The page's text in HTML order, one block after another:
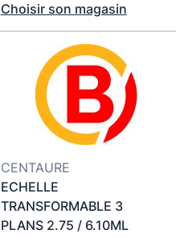
Choisir son magasin
CENTAURE
ECHELLE
TRANSFORMABLE 3
PLANS 2.75 / 6.10ML